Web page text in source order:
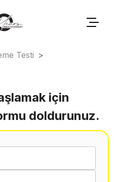
Testi >
için
doldurunuz.